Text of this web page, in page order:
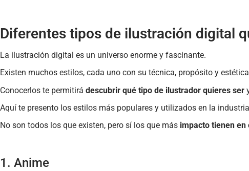
Diferentes tipos de ilustración digital
La ilustración digital es un universo enorme y fascinante.
Existen muchos estilos, cada uno con su técnica, propósito y
Conocerlos te permitirá descubrir qué tipo de ilustrador quieres ser
Aquí te presento los estilos más populares y utilizados en la
No son todos los que existen, pero sí los que más impacto tienen en
1. Anime